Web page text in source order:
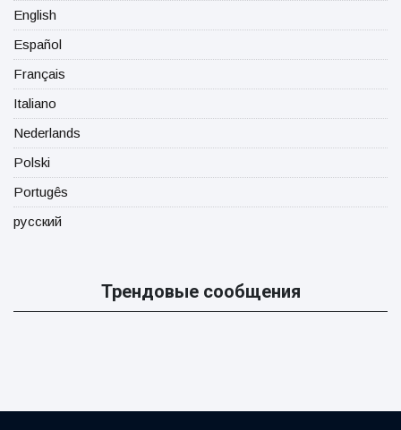
English
Español
Français
Italiano
Nederlands
Polski
Portugês
русский
Трендовые сообщения